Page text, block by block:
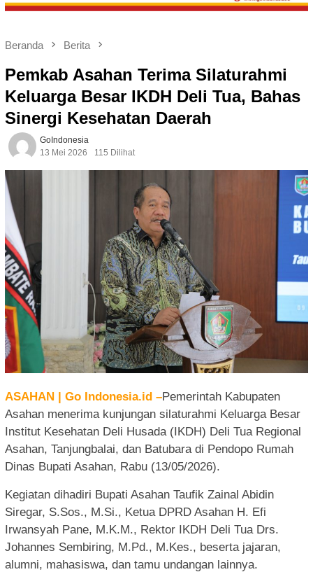
Beranda Berita
Pemkab Asahan Terima Silaturahmi
Keluarga Besar IKDH Deli Tua, Bahas
Sinergi Kesehatan Daerah
GoIndonesia
13 Mei 2026
115 Dilihat
ASAHAN | Go Indonesia.id –Pemerintah Kabupaten
Asahan menerima kunjungan silaturahmi Keluarga Besar
Institut Kesehatan Deli Husada (IKDH) Deli Tua Regional
Asahan, Tanjungbalai, dan Batubara di Pendopo Rumah
Dinas Bupati Asahan, Rabu (13/05/2026).
Kegiatan dihadiri Bupati Asahan Taufik Zainal Abidin
Siregar, S.Sos., M.Si., Ketua DPRD Asahan H. Efi
Irwansyah Pane, M.K.M., Rektor IKDH Deli Tua Drs.
Johannes Sembiring, M.Pd., M.Kes., beserta jajaran,
alumni, mahasiswa, dan tamu undangan lainnya.